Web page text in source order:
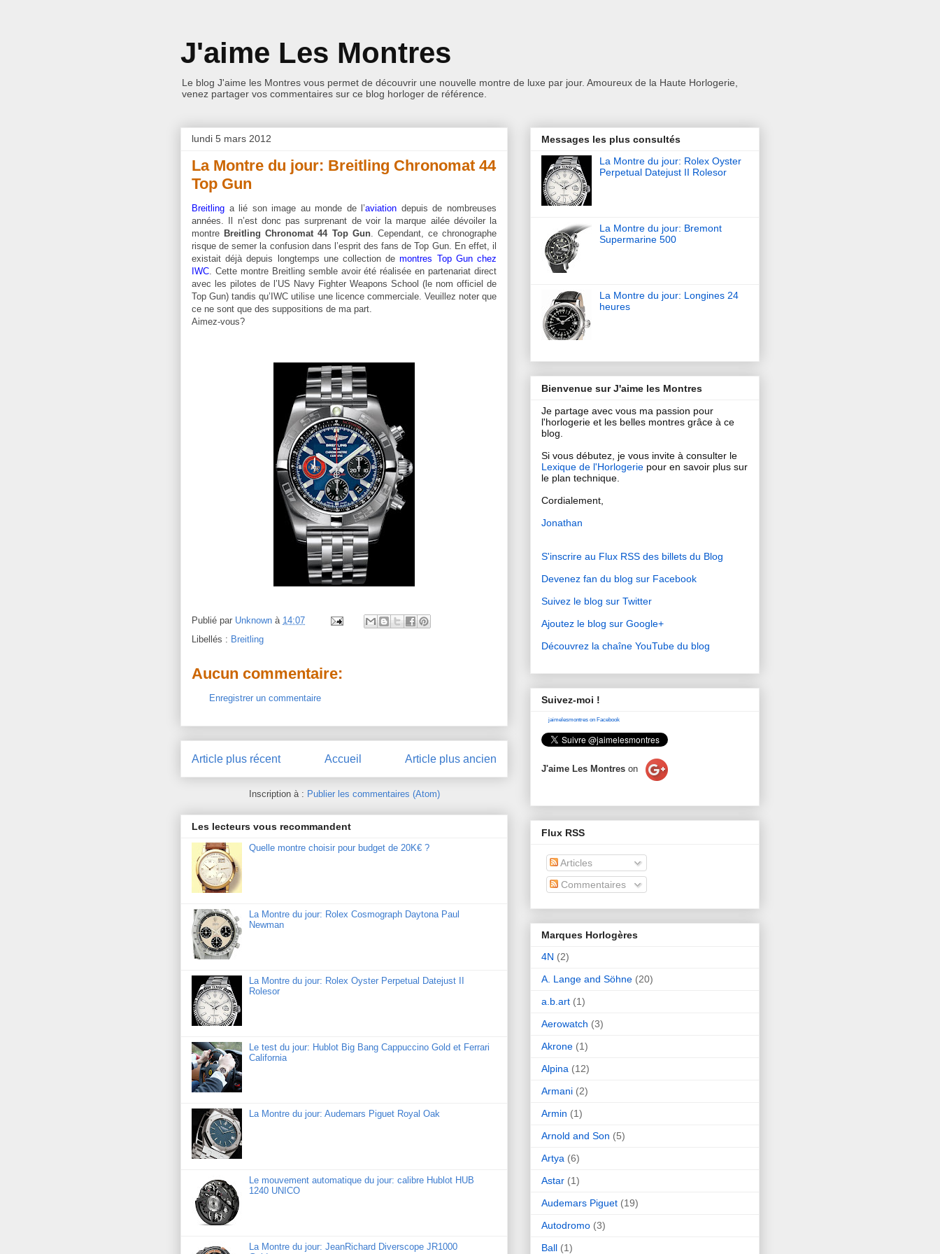
J'aime Les Montres
Le blog J'aime les Montres vous permet de découvrir une nouvelle montre de luxe par jour. Amoureux de la Haute Horlogerie,
venez partager vos commentaires sur ce blog horloger de référence.
lundi 5 mars 2012
La Montre du jour: Breitling Chronomat 44
Top Gun
Breitling a lié son image au monde de l’aviation depuis de nombreuses
années. Il n’est donc pas surprenant de voir la marque ailée dévoiler la
montre Breitling Chronomat 44 Top Gun. Cependant, ce chronographe
risque de semer la confusion dans l’esprit des fans de Top Gun. En effet, il
existait déjà depuis longtemps une collection demontres Top Gun chez
IWC. Cette montre Breitling semble avoir été réalisée en partenariat direct
avec les pilotes de l’US Navy Fighter Weapons School (le nom officiel de
Top Gun) tandis qu’IWC utilise une licence commerciale. Veuillez noter que
ce ne sont que des suppositions de ma part.
Aimez-vous?
Publié par Unknown à 14:07
Libellés : Breitling
Aucun commentaire:
Enregistrer un commentaire
Article plus récent Article plus ancien
Accueil
Inscription à : Publier les commentaires (Atom)
Les lecteurs vous recommandent
Quelle montre choisir pour budget de 20K€ ?
La Montre du jour: Rolex Cosmograph Daytona Paul
Newman
La Montre du jour: Rolex Oyster Perpetual Datejust II
Rolesor
Le test du jour: Hublot Big Bang Cappuccino Gold et Ferrari
California
La Montre du jour: Audemars Piguet Royal Oak
Le mouvement automatique du jour: calibre Hublot HUB
1240 UNICO
La Montre du jour: JeanRichard Diverscope JR1000
Messages les plus consultés
La Montre du jour: Rolex Oyster
Perpetual Datejust II Rolesor
La Montre du jour: Bremont
Supermarine 500
La Montre du jour: Longines 24
heures
Bienvenue sur J'aime les Montres
Je partage avec vous ma passion pour
l'horlogerie et les belles montres grâce à ce
blog.
Si vous débutez, je vous invite à consulter le
Lexique de l'Horlogerie pour en savoir plus sur
le plan technique.
Cordialement,
Jonathan
S'inscrire au Flux RSS des billets du Blog
Devenez fan du blog sur Facebook
Suivez le blog sur Twitter
Ajoutez le blog sur Google+
Découvrez la chaîne YouTube du blog
Suivez-moi !
jaimelesmontres on Facebook
J'aime Les Montres on
Flux RSS
Articles
Commentaires
Marques Horlogères
4N (2)
A. Lange and Söhne (20)
a.b.art (1)
Aerowatch (3)
Akrone (1)
Alpina (12)
Armani (2)
Armin (1)
Arnold and Son (5)
Artya (6)
Astar (1)
Audemars Piguet (19)
Autodromo (3)
Ball (1)